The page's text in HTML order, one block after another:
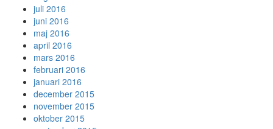
juli 2016
juni 2016
maj 2016
april 2016
mars 2016
februari 2016
januari 2016
december 2015
november 2015
oktober 2015